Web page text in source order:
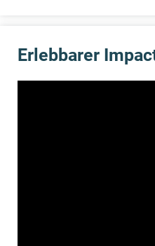
Erlebbarer